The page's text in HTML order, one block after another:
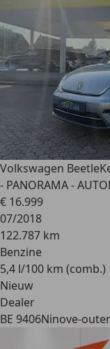
Volkswagen Beetle
- PANORAMA -
€ 16.999
07/2018
122.787 km
Benzine
5,4 l/100 km (comb.)
Nieuw
Dealer
BE 9406Ninove-outer